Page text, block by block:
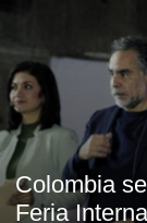
Colombia
Feria